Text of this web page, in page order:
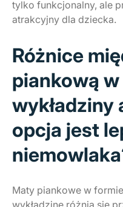
tylko funkcjonalny, ale
atrakcyjny dla dziecka.
Różnice
piankową
wykładziny
opcja jest
Maty piankowe w